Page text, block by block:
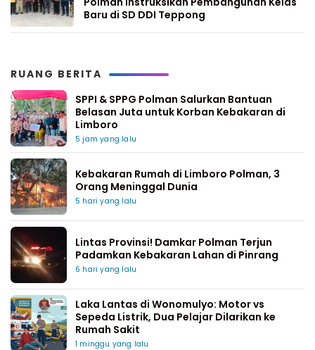
Baru di SD DDI Teppong
RUANG BERITA
SPPI & SPPG Polman Salurkan Bantuan
Belasan Juta untuk Korban Kebakaran di
Limboro
5 jam yang lalu
Kebakaran Rumah di Limboro Polman, 3
Orang Meninggal Dunia
5 hari yang lalu
Lintas Provinsi! Damkar Polman Terjun
Padamkan Kebakaran Lahan di Pinrang
6 hari yang lalu
Laka Lantas di Wonomulyo: Motor vs
Sepeda Listrik, Dua Pelajar Dilarikan ke
Rumah Sakit
1 minggu yang lalu